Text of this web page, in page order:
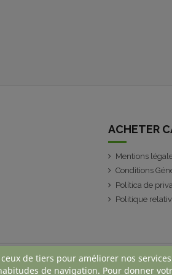
ACHETER
Mentions
Conditions
Política de
Politique
de tiers pour améliorer nos
de navigation. Pour donner